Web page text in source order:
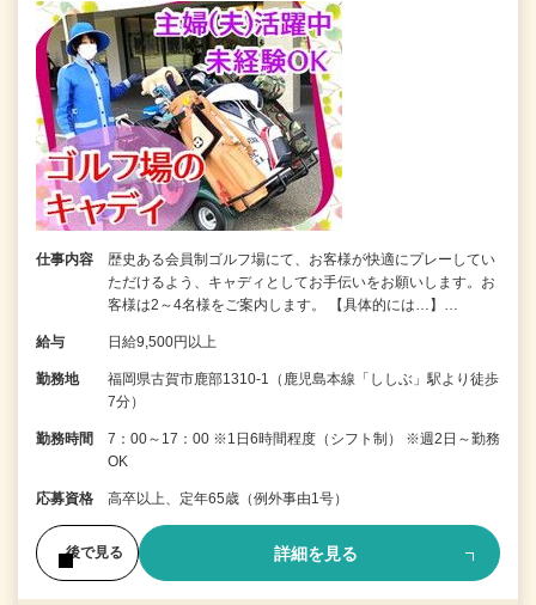
仕事内容
歴史ある会員制ゴルフ場にて、お客様が快適にプレーしてい
ただけるよう、キャディとしてお手伝いをお願いします。お
客様は2～4名様をご案内します。 【具体的には…】…
給与 日給9,500円以上
勤務地
福岡県古賀市鹿部1310-1（鹿児島本線「ししぶ」駅より徒歩
7分）
勤務時間
7：00～17：00 ※1日6時間程度（シフト制） ※週2日～勤務
OK
応募資格 高卒以上、定年65歳（例外事由1号）
後で見る 詳細を見る